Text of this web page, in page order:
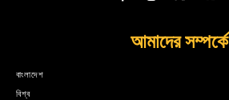
আমাদের সম্পর্কে
বাংলাদেশ
বিশ্ব